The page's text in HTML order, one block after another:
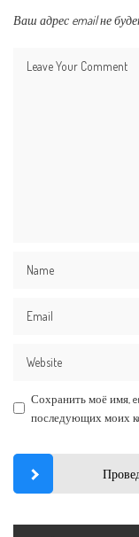
Ваш адрес email не
Сохранить моё имя,
последующих моих